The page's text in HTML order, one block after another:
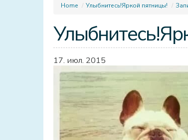
Home / Улыбнитесь!Яркой пятницы! /
17. июл. 2015